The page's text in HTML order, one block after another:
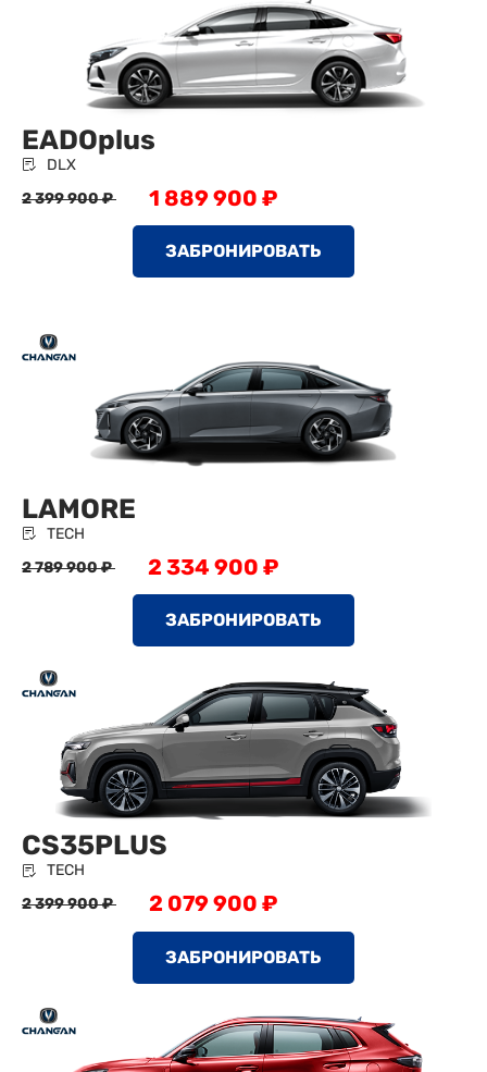
EADOplus
DLX
2 399 900 ₽
1 889 900 ₽
ЗАБРОНИРОВАТЬ
LAMORE
TECH
2 789 900 ₽
2 334 900 ₽
ЗАБРОНИРОВАТЬ
CS35PLUS
TECH
2 399 900 ₽
2 079 900 ₽
ЗАБРОНИРОВАТЬ